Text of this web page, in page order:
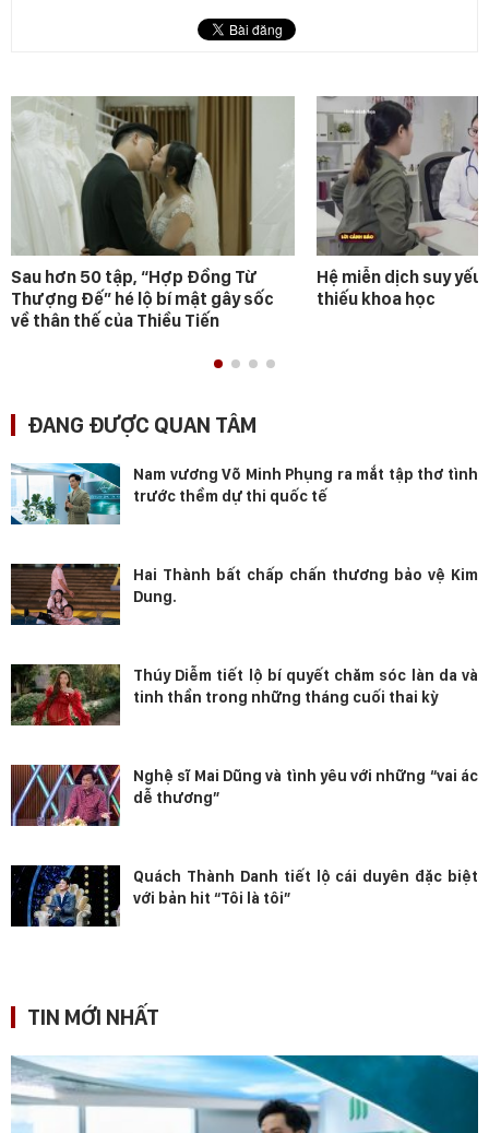
Sau hơn 50 tập, “Hợp Đồng Từ
Thượng Đế” hé lộ bí mật gây sốc
về thân thế của Thiều Tiến
Hệ miễn dịch suy
thiếu khoa học
ĐANG ĐƯỢC QUAN TÂM
Nam vương Võ Minh Phụng ra mắt tập thơ tình
trước thềm dự thi quốc tế
Hai Thành bất chấp chấn thương bảo vệ Kim
Dung.
Thúy Diễm tiết lộ bí quyết chăm sóc làn da và
tinh thần trong những tháng cuối thai kỳ
Nghệ sĩ Mai Dũng và tình yêu với những “vai ác
dễ thương”
Quách Thành Danh tiết lộ cái duyên đặc biệt
với bản hit “Tôi là tôi”
TIN MỚI NHẤT